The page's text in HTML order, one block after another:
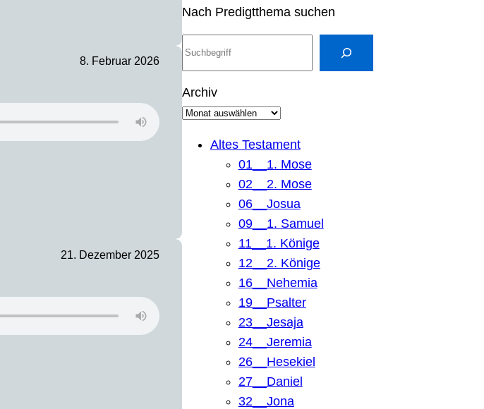
8. Februar 2026
21. Dezember 2025
Nach Predigtthema suchen
S
e
Archiv
Altes Testament
01__1. Mose
02__2. Mose
06__Josua
09__1. Samuel
11__1. Könige
12__2. Könige
16__Nehemia
19__Psalter
23__Jesaja
24__Jeremia
26__Hesekiel
27__Daniel
32__Jona